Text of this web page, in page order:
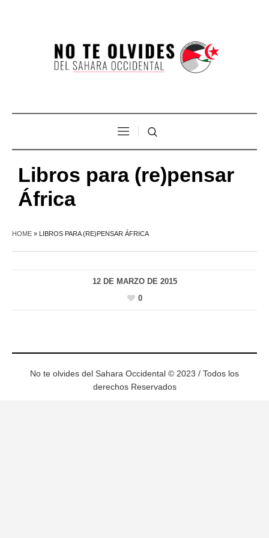
Libros para (re)pensar
África
HOME » LIBROS PARA (RE)PENSAR ÁFRICA
12 DE MARZO DE 2015
0
No te olvides del Sahara Occidental © 2023 / Todos los
derechos Reservados